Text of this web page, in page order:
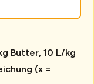
Butter, 10 L/kg
(x =